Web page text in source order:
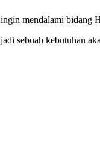
mendalami
sebuah kebutuhan